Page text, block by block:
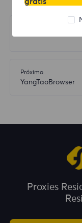
Próximo
YangTaoBrowser
Proxies
grátis